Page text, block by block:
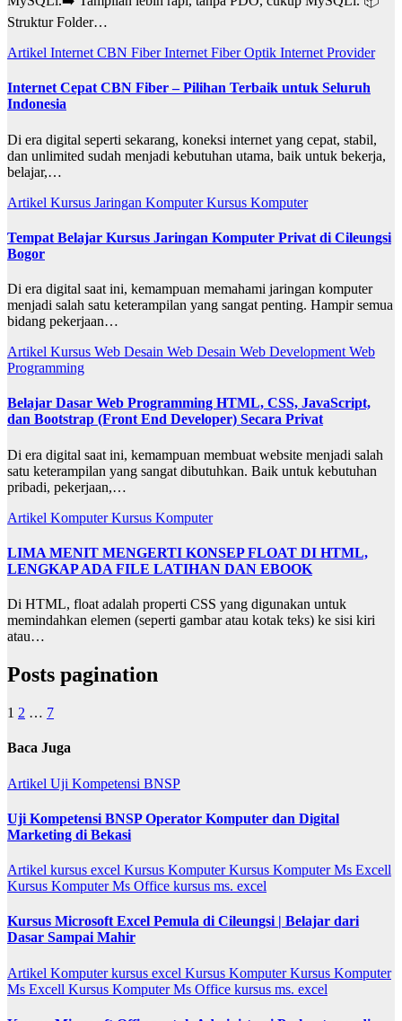
Struktur Folder…
Artikel Internet CBN FiberInternet Fiber Optik Internet Provider
Internet Cepat CBN Fiber – Pilihan Terbaik untuk Seluruh
Indonesia
Di era digital seperti sekarang, koneksi internet yang cepat, stabil,
dan unlimited sudah menjadi kebutuhan utama, baik untuk bekerja,
belajar,…
Artikel Kursus Jaringan KomputerKursus Komputer
Tempat Belajar Kursus Jaringan Komputer Privat di Cileungsi
Bogor
Di era digital saat ini, kemampuan memahami jaringan komputer
menjadi salah satu keterampilan yang sangat penting. Hampir semua
bidang pekerjaan…
Artikel Kursus Web Desain Web Desain Web Development Web
Programming
Belajar Dasar Web Programming HTML, CSS, JavaScript,
dan Bootstrap (Front End Developer) Secara Privat
Di era digital saat ini, kemampuan membuat website menjadi salah
satu keterampilan yang sangat dibutuhkan. Baik untuk kebutuhan
pribadi, pekerjaan,…
Artikel KomputerKursus Komputer
LIMA MENIT MENGERTI KONSEP FLOAT DI HTML,
LENGKAP ADA FILE LATIHAN DAN EBOOK
Di HTML, float adalah properti CSS yang digunakan untuk
memindahkan elemen (seperti gambar atau kotak teks) ke sisi kiri
atau…
Posts pagination
1 2 … 7
Baca Juga
Artikel Uji Kompetensi BNSP
Uji Kompetensi BNSP Operator Komputer dan Digital
Marketing di Bekasi
Artikel kursus excel Kursus KomputerKursus Komputer Ms Excell
Kursus Komputer Ms Office kursus ms. excel
Kursus Microsoft Excel Pemula di Cileungsi | Belajar dari
Dasar Sampai Mahir
Artikel Komputerkursus excel Kursus KomputerKursus Komputer
Ms Excell Kursus Komputer Ms Office kursus ms. excel